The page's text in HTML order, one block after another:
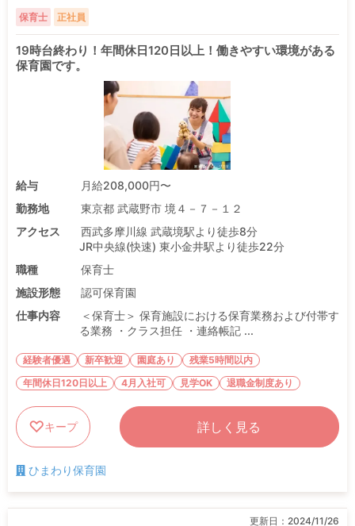
保育士 正社員
19時台終わり！年間休日120日以上！働きやすい環境がある
保育園です。
給与
月給208,000円〜
勤務地
東京都 武蔵野市 境４－７－１２
アクセス
西武多摩川線 武蔵境駅より徒歩8分
JR中央線(快速) 東小金井駅より徒歩22分
職種
保育士
施設形態
認可保育園
仕事内容
＜保育士＞ 保育施設における保育業務および付帯す
る業務 ・クラス担任 ・連絡帳記 ...
経験者優遇 新卒歓迎 園庭あり
残業5時間以内
年間休日120日以上
4月入社可 見学OK 退職金制度あり
キープ 詳しく見る
ひまわり保育園
更新日： 2024/11/26